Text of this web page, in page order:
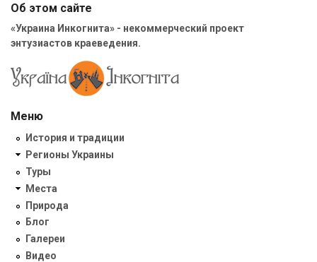
Об этом сайте
«Украина Инкогнита» - некоммерческий проект
энтузиастов краеведения.
Меню
История и традиции
Регионы Украины
Туры
Места
Природа
Блог
Галереи
Видео